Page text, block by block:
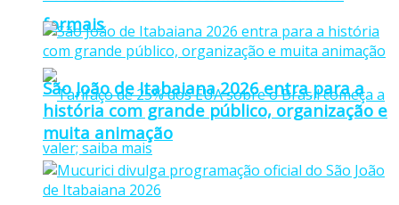
formais
São João de Itabaiana 2026 entra para a
história com grande público, organização e
muita animação